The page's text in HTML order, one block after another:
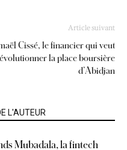
Article suivant
Cissé, le financier qui veut
la place boursière
d’Abidjan
L'AUTEUR
Mubadala, la fintech